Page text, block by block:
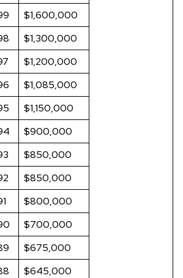
$1,600,000
$1,300,000
$1,200,000
$1,085,000
$1,150,000
$900,000
$850,000
$850,000
$800,000
$700,000
$675,000
$645,000